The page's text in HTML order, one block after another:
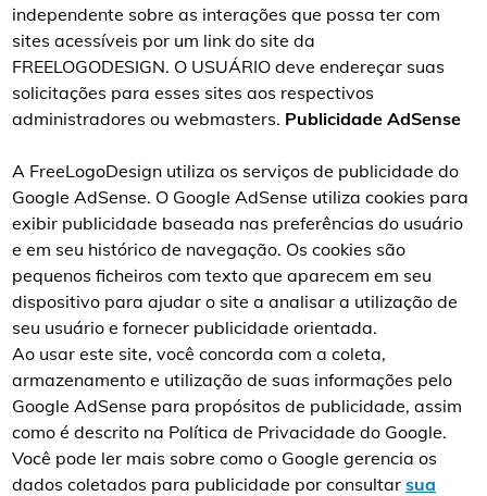
independente sobre as interações que possa ter com
sites acessíveis por um link do site da
FREELOGODESIGN. O USUÁRIO deve endereçar suas
solicitações para esses sites aos respectivos
administradores ou webmasters. Publicidade AdSense
A FreeLogoDesign utiliza os serviços de publicidade do
Google AdSense. O Google AdSense utiliza cookies para
exibir publicidade baseada nas preferências do usuário
e em seu histórico de navegação. Os cookies são
pequenos ficheiros com texto que aparecem em seu
dispositivo para ajudar o site a analisar a utilização de
seu usuário e fornecer publicidade orientada.
Ao usar este site, você concorda com a coleta,
armazenamento e utilização de suas informações pelo
Google AdSense para propósitos de publicidade, assim
como é descrito na Política de Privacidade do Google.
Você pode ler mais sobre como o Google gerencia os
dados coletados para publicidade por consultar sua